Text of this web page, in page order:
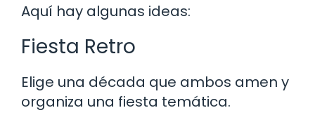
Aquí hay algunas ideas:
Fiesta Retro
Elige una década que ambos amen y
organiza una fiesta temática.